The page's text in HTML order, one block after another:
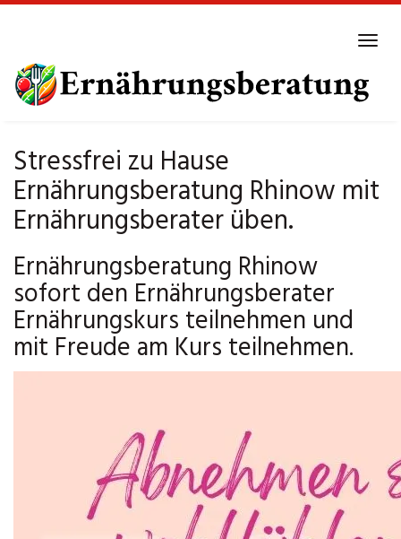
main
content
Stressfrei zu Hause
Ernährungsberatung Rhinow mit
Ernährungsberater üben.
Ernährungsberatung Rhinow
sofort den Ernährungsberater
Ernährungskurs teilnehmen und
mit Freude am Kurs teilnehmen.